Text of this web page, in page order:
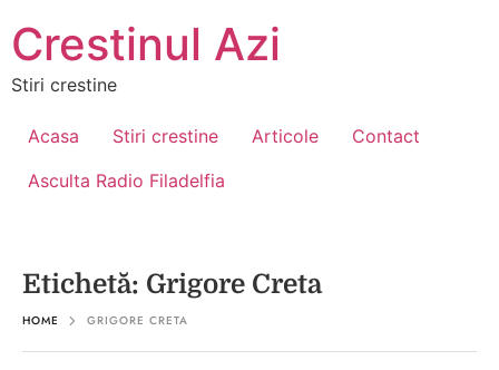
Crestinul Azi
Stiri crestine
Acasa Stiri crestine Articole
Contact
Asculta Radio Filadelfia
Etichetă: Grigore Creta
HOME GRIGORE CRETA